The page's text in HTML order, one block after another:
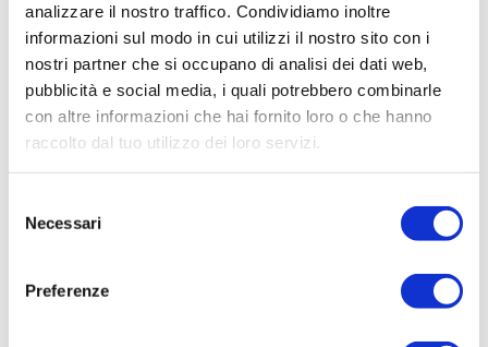
analizzare il nostro traffico. Condividiamo inoltre
informazioni sul modo in cui utilizzi il nostro sito con i
nostri partner che si occupano di analisi dei dati web,
pubblicità e social media, i quali potrebbero combinarle
con altre informazioni che hai fornito loro o che hanno
raccolto dal tuo utilizzo dei loro servizi.
delNecessari
Preferenze